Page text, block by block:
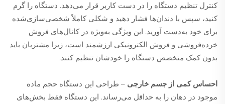
کنترل تنظیم دستگاه را در دست کاربر قرار می‌دهد. دستگاه را گرم
کنید، سپس با دندان‌ها فشار دهید و شکلی کاملاً شخصی‌سازی‌شده
برای خود به‌دست آورید. این ویژگی به‌ویژه در کانال‌های فروش
خرده‌فروشی و فروش الکترونیکی ارزشمند است، زیرا مشتریان باید
بدون کمک متخصص دستگاه را خودشان تنظیم کنند.
احساس کمی از جسم خارجی – طراحی این دستگاه حجم ماده
موجود در دهان را به حداقل می‌رساند. این دستگاه فقط بخش‌های